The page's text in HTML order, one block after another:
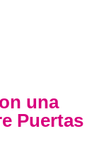
una
Puertas